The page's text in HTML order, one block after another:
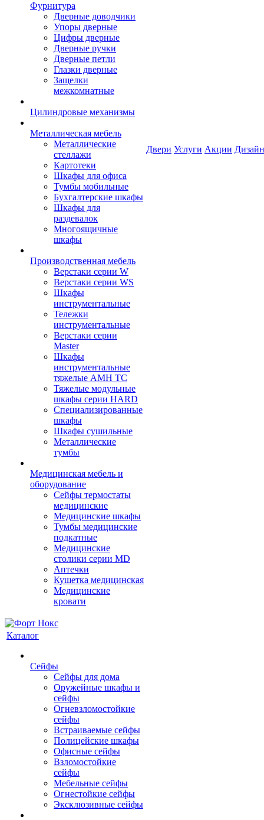
Фурнитура
Дверные доводчики
Упоры дверные
Цифры дверные
Дверные ручки
Дверные петли
Глазки дверные
Защелки
межкомнатные
Цилиндровые механизмы
Металлическая мебель
Металлические
стеллажи
Картотеки
Шкафы для офиса
Тумбы мобильные
Бухгалтерские шкафы
Шкафы для
раздевалок
Многоящичные
шкафы
Производственная мебель
Верстаки серии W
Верстаки серии WS
Шкафы
инструментальные
Тележки
инструментальные
Верстаки серии
Master
Шкафы
инструментальные
тяжелые AMH TC
Тяжелые модульные
шкафы серии HARD
Cпециализированные
шкафы
Шкафы сушильные
Металлические
тумбы
Медицинская мебель и
оборудование
Сейфы термостаты
медицинские
Медицинские шкафы
Тумбы медицинские
подкатные
Медицинские
столики серии MD
Аптечки
Кушетка медицинская
Медицинские
кровати
Двери Услуги Акции
Каталог
Сейфы
Сейфы для дома
Оружейные шкафы и
сейфы
Огневзломостойкие
сейфы
Встраиваемые сейфы
Полицейские шкафы
Офисные сейфы
Взломостойкие
сейфы
Мебельные сейфы
Огнестойкие сейфы
Эксклюзивные сейфы